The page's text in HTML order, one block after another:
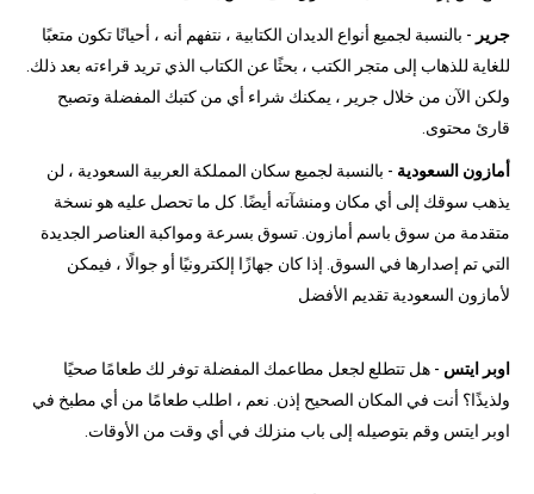
جرير - بالنسبة لجميع أنواع الديدان الكتابية ، نتفهم أنه ، أحيانًا تكون متعبًا
للغاية للذهاب إلى متجر الكتب ، بحثًا عن الكتاب الذي تريد قراءته بعد ذلك.
ولكن الآن من خلال جرير ، يمكنك شراء أي من كتبك المفضلة وتصبح
قارئ محتوى.
أمازون السعودية - بالنسبة لجميع سكان المملكة العربية السعودية ، لن
يذهب سوقك إلى أي مكان ومنشآته أيضًا. كل ما تحصل عليه هو نسخة
متقدمة من سوق باسم أمازون. تسوق بسرعة ومواكبة العناصر الجديدة
التي تم إصدارها في السوق. إذا كان جهازًا إلكترونيًا أو جوالًا ، فيمكن
لأمازون السعودية تقديم الأفضل
اوبر ايتس - هل تتطلع لجعل مطاعمك المفضلة توفر لك طعامًا صحيًا
ولذيذًا؟ أنت في المكان الصحيح إذن. نعم ، اطلب طعامًا من أي مطبخ في
اوبر ايتس وقم بتوصيله إلى باب منزلك في أي وقت من الأوقات.